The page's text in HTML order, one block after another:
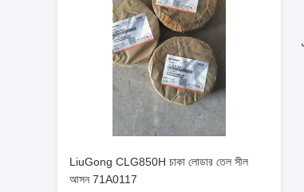
LiuGong CLG850H চাকা লোডার তেল সীল
আসন 71A0117